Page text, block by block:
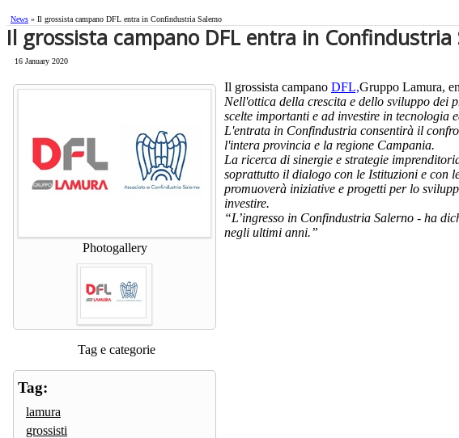
News » Il grossista campano DFL entra in Confindustria Salerno
Il grossista campano DFL entra in Confindustria
16 January 2020
Photogallery
Tag e categorie
Tag:
lamura
grossisti
Il grossista campano DFL,Gruppo Lamura,
Nell'ottica della crescita e dello sviluppo dei
scelte importanti e ad investire in tecnologia
L'entrata in Confindustria consentirà il
l'intera provincia e la regione Campania.
La ricerca di sinergie e strategie
soprattutto il dialogo con le Istituzioni e con
promuoverà iniziative e progetti per lo
investire.
“L’ingresso in Confindustria Salerno - ha
negli ultimi anni.”